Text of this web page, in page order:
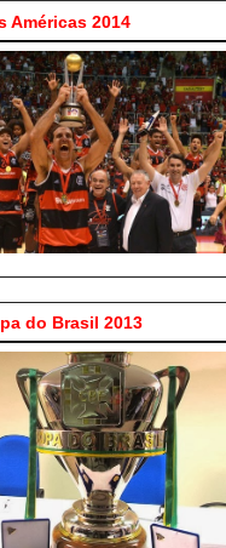
Américas 2014
do Brasil 2013